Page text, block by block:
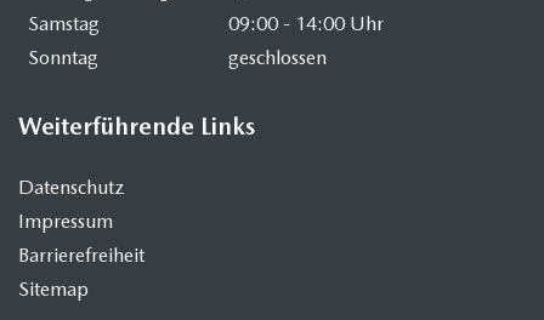
Samstag
09:00 - 14:00 Uhr
Sonntag
geschlossen
Weiterführende Links
Datenschutz
Impressum
Barrierefreiheit
Sitemap